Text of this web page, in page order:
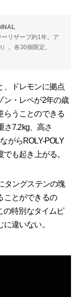
リザーブ約1年。ア
。各30個限定。
ドレモンに拠点
ン・レペが2年の歳
らうことのできる
さ7.2kg、高さ
がらROLY-POLY
も起き上がる。
タングステンの塊
ことができるの
の特別なタイムピ
違いない。